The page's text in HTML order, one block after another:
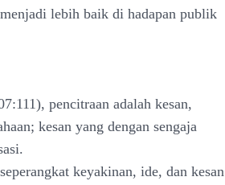
lebih baik di hadapan publik
pencitraan adalah kesan,
kesan yang dengan sengaja
keyakinan, ide, dan kesan